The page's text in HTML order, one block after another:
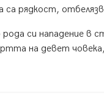
са рядкост,
си нападение в
на девет